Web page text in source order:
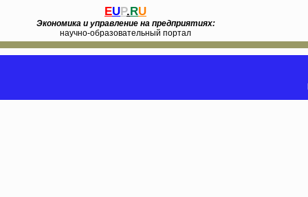
EUP.RU
Экономика и управление на предприятиях:
научно-образовательный портал